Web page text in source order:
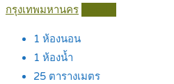
กรุงเทพมหานคร
1 ห้องนอน
1 ห้องน้ำ
25 ตารางเมตร